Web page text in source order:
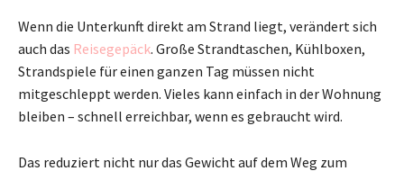
Wenn die Unterkunft direkt am Strand liegt, verändert sich
auch das Reisegepäck. Große Strandtaschen, Kühlboxen,
Strandspiele für einen ganzen Tag müssen nicht
mitgeschleppt werden. Vieles kann einfach in der Wohnung
bleiben – schnell erreichbar, wenn es gebraucht wird.
Das reduziert nicht nur das Gewicht auf dem Weg zum